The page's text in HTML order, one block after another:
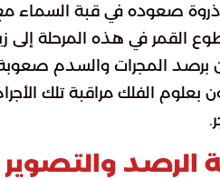
ذروة صعوده في قبة السماء
القمر في هذه المرحلة إلى
برصد المجرات والسدم
بعلوم الفلك مراقبة تلك
الرصد والتصوير